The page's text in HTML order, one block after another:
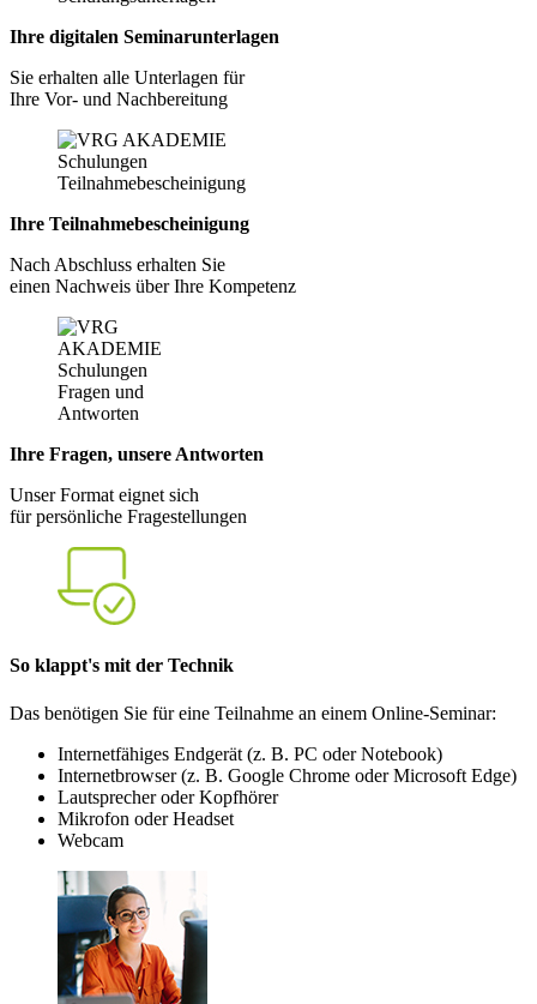
Ihre digitalen Seminarunterlagen
Sie erhalten alle Unterlagen für
Ihre Vor- und Nachbereitung
Ihre Teilnahmebescheinigung
Nach Abschluss erhalten Sie
einen Nachweis über Ihre Kompetenz
Ihre Fragen, unsere Antworten
Unser Format eignet sich
für persönliche Fragestellungen
So klappt's mit der Technik
Das benötigen Sie für eine Teilnahme an einem Online-Seminar:
Internetfähiges Endgerät (z. B. PC oder Notebook)
Internetbrowser (z. B. Google Chrome oder Microsoft Edge)
Lautsprecher oder Kopfhörer
Mikrofon oder Headset
Webcam